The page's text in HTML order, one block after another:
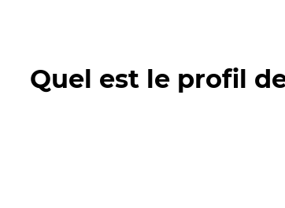
Quel est le profil